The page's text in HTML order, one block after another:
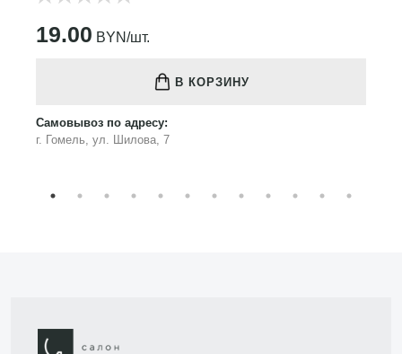
19.00 BYN/шт.
В КОРЗИНУ
Самовывоз по адресу:
г. Гомель, ул. Шилова, 7